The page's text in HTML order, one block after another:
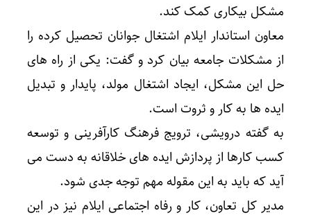
مشکل بیکاری کمک کند.
معاون استاندار ایلام اشتغال جوانان تحصیل کرده را
از مشکلات جامعه بیان کرد و گفت: یکی از راه های
حل این مشکل، ایجاد اشتغال مولد، پایدار و تبدیل
ایده ها به کار و ثروت است.
به گفته درویشی، ترویج فرهنگ کارآفرینی و توسعه
کسب کارها از پردازش ایده های خلاقانه به دست می
آید که باید به این مقوله مهم توجه جدی شود.
مدیر کل تعاون، کار و رفاه اجتماعی ایلام نیز در این